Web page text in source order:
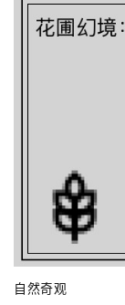
自然奇观